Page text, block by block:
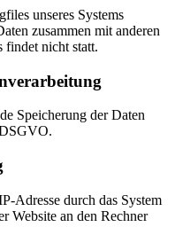
unseres Systems
zusammen mit anderen
findet nicht statt.
Speicherung der Daten
Adresse durch das System
Website an den Rechner